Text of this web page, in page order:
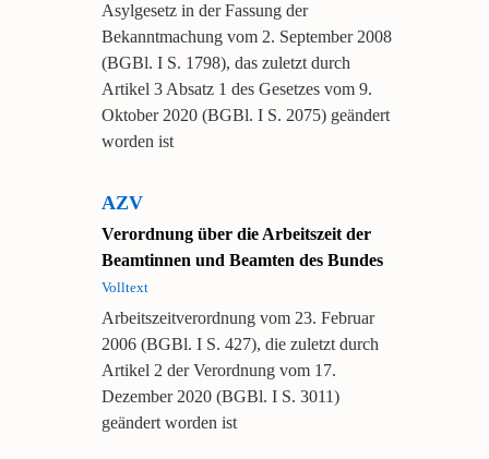
Asylgesetz in der Fassung der
Bekanntmachung vom 2. September 2008
(BGBl. I S. 1798), das zuletzt durch
Artikel 3 Absatz 1 des Gesetzes vom 9.
Oktober 2020 (BGBl. I S. 2075) geändert
worden ist
AZV
Verordnung über die Arbeitszeit der
Beamtinnen und Beamten des Bundes
Volltext
Arbeitszeitverordnung vom 23. Februar
2006 (BGBl. I S. 427), die zuletzt durch
Artikel 2 der Verordnung vom 17.
Dezember 2020 (BGBl. I S. 3011)
geändert worden ist